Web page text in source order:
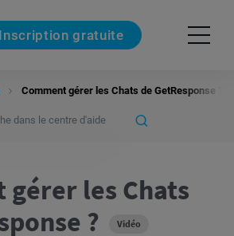
Inscription gratuite
Comment gérer les Chats de GetResponse ?
gérer les Chats
?
Vidéo